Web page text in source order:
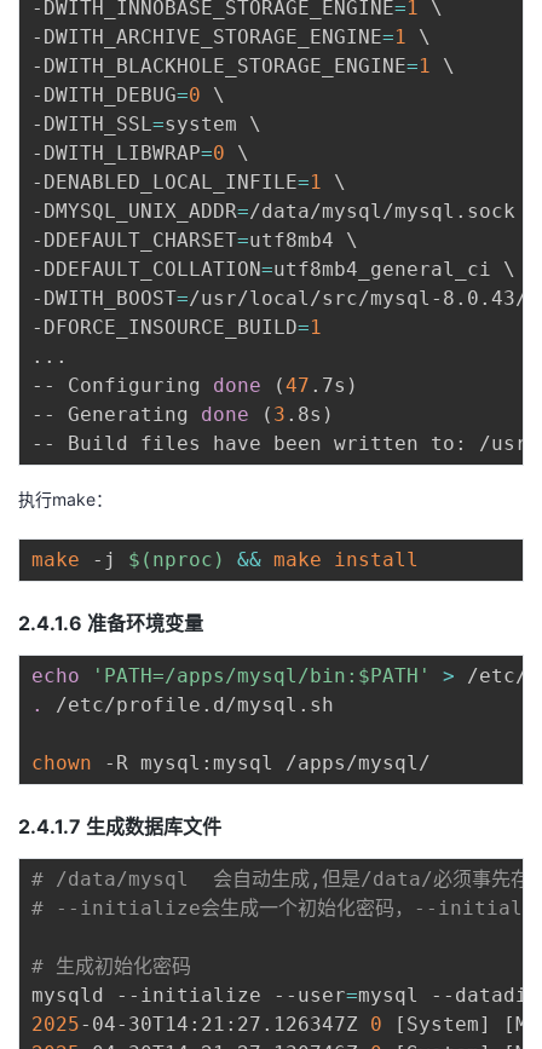
-DWITH_INNOBASE_STORAGE_ENGINE=1
\
-DWITH_ARCHIVE_STORAGE_ENGINE=1
\
-DWITH_BLACKHOLE_STORAGE_ENGINE=1
\
-DWITH_DEBUG=0
\
-DWITH_SSL =system \
-DWITH_LIBWRAP=0
\
-DENABLED_LOCAL_INFILE=1
\
-DMYSQL_UNIX_ADDR=/data/mysql/mysql.sock
-DDEFAULT_CHARSET=utf8mb4 \
-DDEFAULT_COLLATION=utf8mb4_general_ci \
-DWITH_BOOST=/usr/local/src/mysql-8.0.43/
-DFORCE_INSOURCE_BUILD=1
.. .
-- Configuring done (47 .7s )
-- Generating done ( 3 .8s )
执行make：
make -j $( nproc ) && make install
2.4.1.6 准备环境变量
echo 'PATH=/apps/mysql/bin:$PATH'
>
.
/etc/profile.d/mysql.sh
chown
2.4.1.7 生成数据库文件
# /data/mysql  会自动生成,但是/data/必须事先存
# --initialize会生成一个初始化密码，--initialize-
# 生成初始化密码
mysqld --initialize --user=mysql --datadir
2025-04-30T14:21:27.126347Z 0 [ System] [